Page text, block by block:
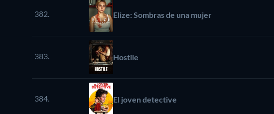
382. Elize: Sombras de una mujer
383. Hostile
384. El joven detective